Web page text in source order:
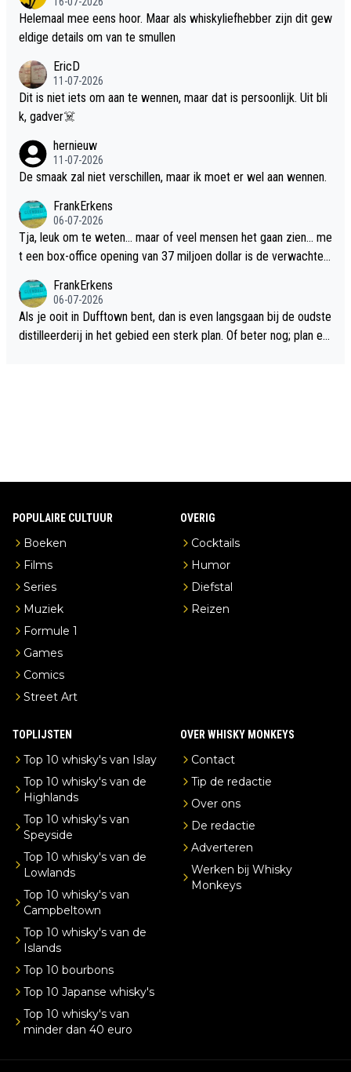
Helemaal mee eens hoor. Maar als whiskyliefhebber zijn dit gew
eldige details om van te smullen
EricD
11-07-2026
Dit is niet iets om aan te wennen, maar dat is persoonlijk. Uit bli
k, gadver☠️
hernieuw
11-07-2026
De smaak zal niet verschillen, maar ik moet er wel aan wennen.
FrankErkens
06-07-2026
Tja, leuk om te weten... maar of veel mensen het gaan zien... me
t een box-office opening van 37 miljoen dollar is de verwachte
FrankErkens
06-07-2026
Als je ooit in Dufftown bent, dan is even langsgaan bij de oudste
distilleerderij in het gebied een sterk plan. Of beter nog; plan ee
POPULAIRE CULTUUR
Boeken
Films
Series
Muziek
Formule 1
Games
Comics
Street Art
OVERIG
Cocktails
Humor
Diefstal
Reizen
TOPLIJSTEN
Top 10 whisky's van Islay
Top 10 whisky's van de
Highlands
Top 10 whisky's van
Speyside
Top 10 whisky's van de
Lowlands
Top 10 whisky's van
Campbeltown
Top 10 whisky's van de
Islands
Top 10 bourbons
Top 10 Japanse whisky's
Top 10 whisky's van
minder dan 40 euro
OVER WHISKY MONKEYS
Contact
Tip de redactie
Over ons
De redactie
Adverteren
Werken bij Whisky
Monkeys